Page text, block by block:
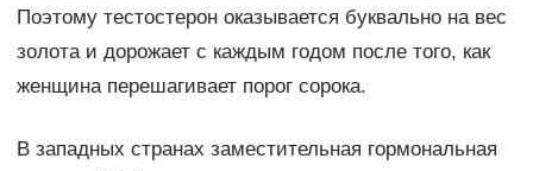
Поэтому тестостерон оказывается буквально на вес
золота и дорожает с каждым годом после того, как
женщина перешагивает порог сорока.
В западных странах заместительная гормональная